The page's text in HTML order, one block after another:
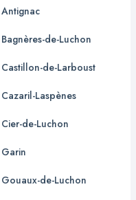
Antignac
Bagnères-de-Luchon
Castillon-de-Larboust
Cazaril-Laspènes
Cier-de-Luchon
Garin
Gouaux-de-Luchon